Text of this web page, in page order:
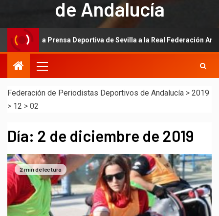
de Andalucía
la Prensa Deportiva de Sevilla a la Real Federación Andaluza
Federación de Periodistas Deportivos de Andalucía > 2019
> 12 > 02
Día: 2 de diciembre de 2019
2 min de lectura